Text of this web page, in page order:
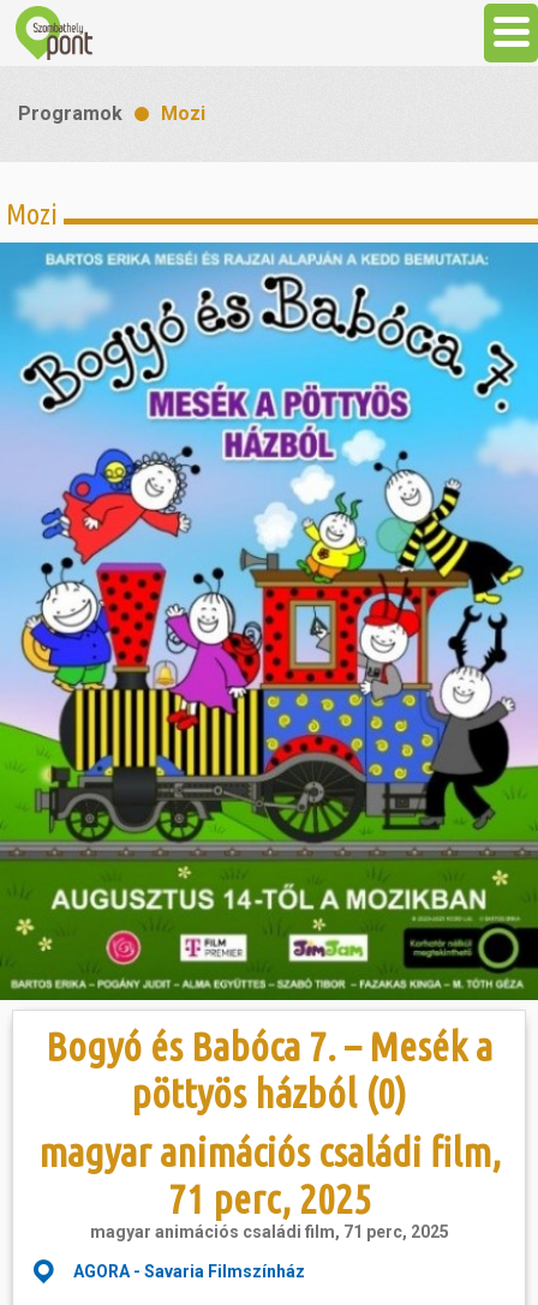
Látnivalók
Gasztronómia
Szállás
Sport
Szabadidő
Hasznos
Programok Mozi
Mozi
Bogyó és Babóca 7. – Mesék a
pöttyös házból (0)
magyar animációs családi film,
71 perc, 2025
magyar animációs családi film, 71 perc, 2025
AGORA - Savaria Filmszínház